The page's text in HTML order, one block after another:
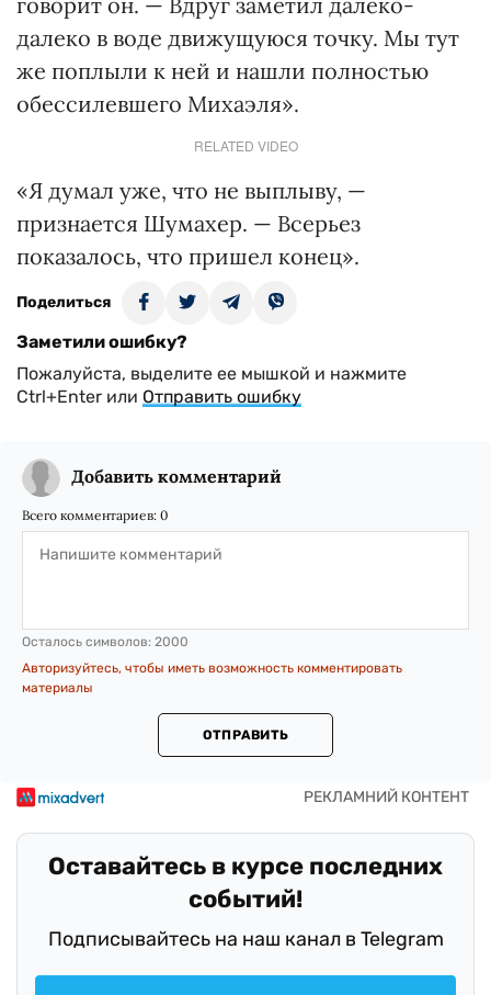
далеко в воде движущуюся точку. Мы тут
же поплыли к ней и нашли полностью
обессилевшего Михаэля».
RELATED VIDEO
«Я думал уже, что не выплыву, —
признается Шумахер. — Всерьез
показалось, что пришел конец».
Поделиться
Заметили ошибку?
Пожалуйста, выделите ее мышкой и нажмите
Ctrl+Enter или Отправить ошибку
Добавить комментарий
Всего комментариев: 0
Осталось символов: 2000
Авторизуйтесь, чтобы иметь возможность комментировать
материалы
ОТПРАВИТЬ
Оставайтесь в курсе последних
событий!
Подписывайтесь на наш канал в Telegram